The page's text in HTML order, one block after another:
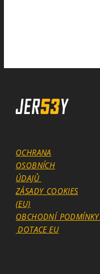
OCHRANA
OSOBNÍCH
ÚDAJŮ
ZÁSADY_COOKIES
(EU)
OBCHODNÍ_PODMÍNKY
DOTACE EU